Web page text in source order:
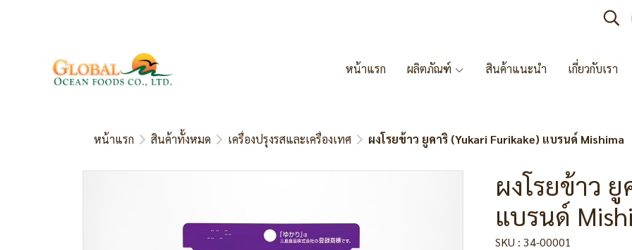
หน้าแรก ผลิตภัณฑ์ สินค้าแนะนำ เกี่ยวกับเรา
หน้าแรก สินค้าทั้งหมด เครื่องปรุงรสและเครื่องเทศ ผงโรยข้าว ยูคาริ (Yukari Furikake) แบรนด์ Mishima
ผงโรยข้าว ยู
แบรนด์
SKU : 34-00001